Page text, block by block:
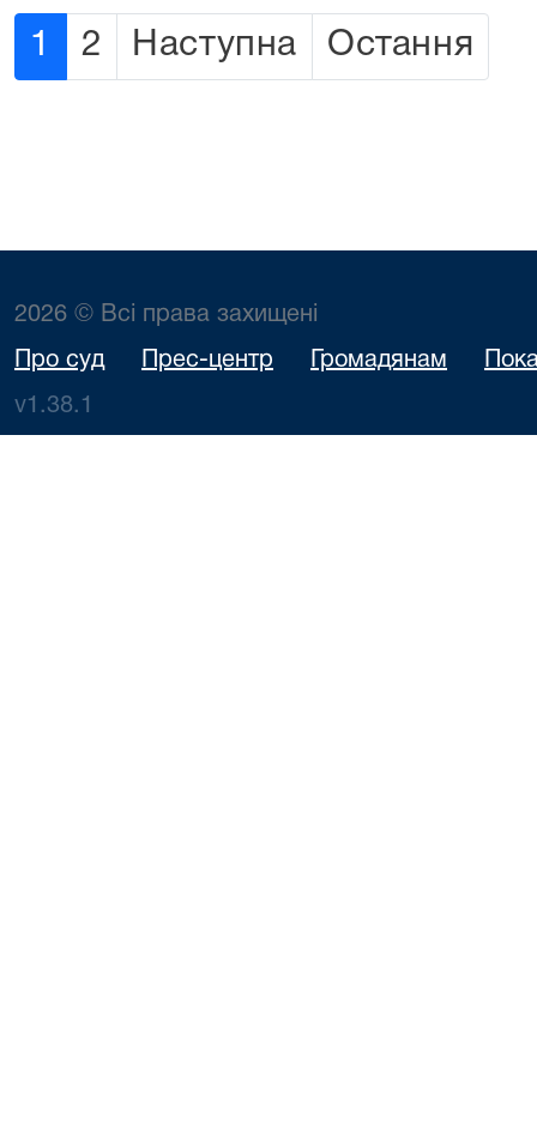
1 2 Наступна Остання
2026 © Всі права захищені
Про суд Прес-центр Громадянам
v1.38.1